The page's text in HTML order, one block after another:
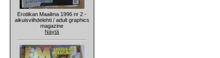
Erotiikan Maailma 1996 nr 2 -
aikuisviihdelehti / adult graphics
magazine
Näytä